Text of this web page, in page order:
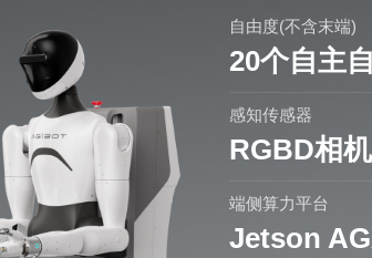
自由度(不含末端)
20个自主
感知传感器
RGBD相
端侧算力平台
Jetson